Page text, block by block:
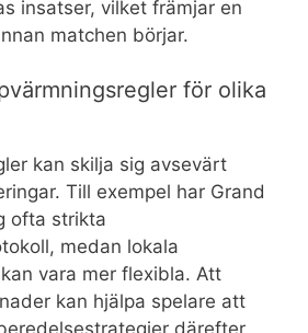
insatser, vilket främjar en
matchen börjar.
för olika
kan skilja sig avsevärt
Till exempel har Grand
ofta strikta
medan lokala
vara mer flexibla. Att
kan hjälpa spelare att